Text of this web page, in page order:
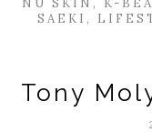
NU SKIN, K-
SAEKI,
Tony